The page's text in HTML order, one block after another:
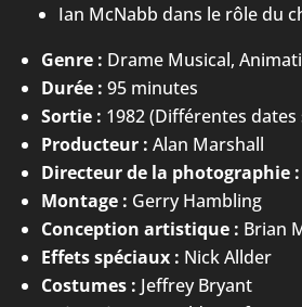
Ian McNabb dans le rôle du
Genre : Drame Musical,
Durée : 95 minutes
Sortie : 1982 (Différentes dates
Producteur : Alan Marshall
Directeur de la photographie :
Montage : Gerry Hambling
Conception artistique : Brian
Effets spéciaux : Nick Allder
Costumes : Jeffrey Bryant